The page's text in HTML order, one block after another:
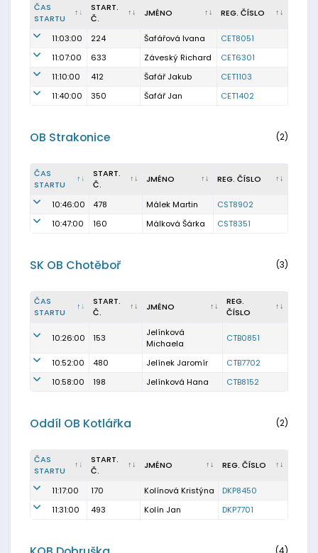
ČAS
STARTU
START.
Č.
JMÉNO REG. ČÍSLO
11:03:00 224 Šafářová Ivana
CET8051
11:07:00
633 Záveský Richard
CET6301
11:10:00
412 Šafář Jakub
CET1103
11:40:00
350 Šafář Jan CET1402
OB Strakonice (2)
ČAS
STARTU
START.
Č.
JMÉNO REG. ČÍSLO
10:46:00 478 Málek Martin
CST8902
10:47:00
160 Málková Šárka CST8351
SK OB Chotěboř (3)
ČAS
STARTU
START.
Č.
JMÉNO
REG.
ČÍSLO
10:26:00 153
Jelínková
Michaela
CTB0851
10:52:00 480 Jelínek Jaromír
CTB7702
10:58:00
198 Jelínková Hana CTB8152
Oddíl OB Kotlářka (2)
ČAS
STARTU
START.
Č.
JMÉNO REG. ČÍSLO
11:17:00 170 Kolínová Kristýna
DKP8450
11:31:00
493 Kolín Jan DKP7701